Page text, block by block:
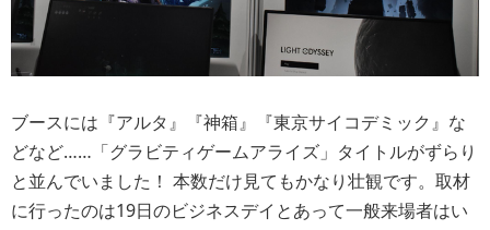
ブースには『アルタ』『神箱』『東京サイコデミック』な
どなど……「グラビティゲームアライズ」タイトルがずらり
と並んでいました！ 本数だけ見てもかなり壮観です。取材
に行ったのは19日のビジネスデイとあって一般来場者はい